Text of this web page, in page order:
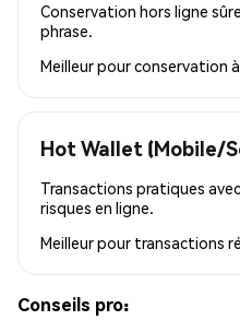
Conservation hors ligne
phrase.
Meilleur pourconservation
Hot Wallet (Mobile/
Transactions pratiques
risques en ligne.
Meilleur pour transactions
Conseils pro: